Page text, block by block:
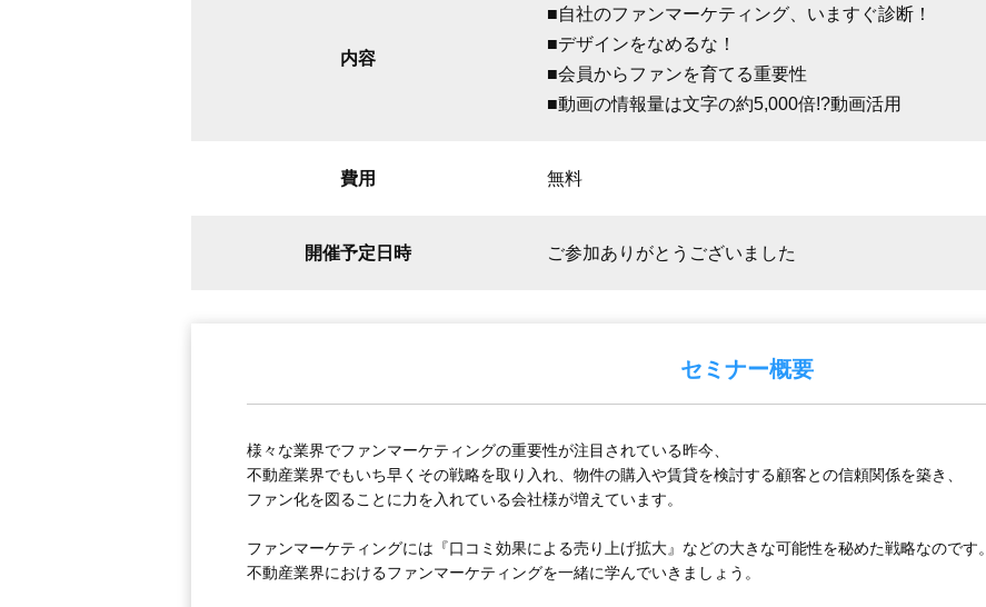
内容
■自社のファンマーケティング、いますぐ診断！
■デザインをなめるな！
■会員からファンを育てる重要性
■動画の情報量は文字の約5,000倍!?動画活用
費用 無料
開催予定日時 ご参加ありがとうございました
セミナー概要
様々な業界でファンマーケティングの重要性が注目されている昨今、
不動産業界でもいち早くその戦略を取り入れ、物件の購入や賃貸を検討する顧客との信頼関係を築き、
ファン化を図ることに力を入れている会社様が増えています。
ファンマーケティングには『口コミ効果による売り上げ拡大』などの大きな可能性を秘めた戦略なのです。
不動産業界におけるファンマーケティングを一緒に学んでいきましょう。